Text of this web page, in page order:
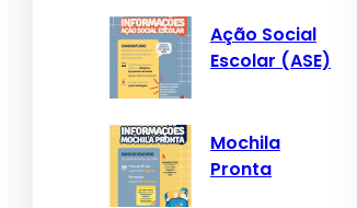
Ação Social
Escolar (ASE)
Mochila
Pronta